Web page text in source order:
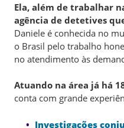
Ela, além de trabalhar
agência de detetives
Daniele é conhecida no
o Brasil pelo trabalho
no atendimento às
Atuando na área já há
conta com grande
Investigações